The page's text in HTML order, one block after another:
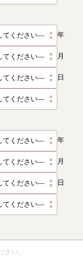
根本から身体を整えるとは
年
月
日
年
月
日